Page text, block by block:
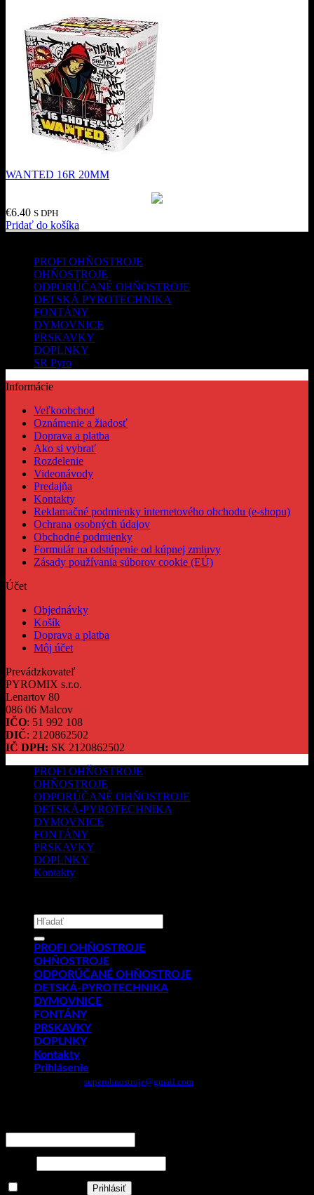
WANTED 16R 20MM
€6.40 S DPH
Pridať do košíka
PROFI OHŇOSTROJE
OHŇOSTROJE
ODPORÚČANÉ OHŇOSTROJE
DETSKÁ PYROTECHNIKA
FONTÁNY
DYMOVNICE
PRSKAVKY
DOPLNKY
SR Pyro
Informácie
Veľkoobchod
Oznámenie a žiadosť
Doprava a platba
Ako si vybrať
Rozdelenie
Videonávody
Predajňa
Kontakty
Reklamačné podmienky internetového obchodu (e-shopu)
Ochrana osobných údajov
Obchodné podmienky
Formulár na odstúpenie od kúpnej zmluvy
Zásady používania súborov cookie (EÚ)
Účet
Objednávky
Košík
Doprava a platba
Môj účet
Prevádzkovateľ
PYROMIX s.r.o.
Lenartov 80
086 06 Malcov
IČO: 51 992 108
DIČ: 2120862502
IČ DPH: SK 2120862502
PROFI OHŇOSTROJE
OHŇOSTROJE
ODPORÚČANÉ OHŇOSTROJE
DETSKÁ-PYROTECHNIKA
DYMOVNICE
FONTÁNY
PRSKAVKY
DOPLNKY
Kontakty
Hľadať:
PROFI OHŇOSTROJE
OHŇOSTROJE
ODPORÚČANÉ OHŇOSTROJE
DETSKÁ-PYROTECHNIKA
DYMOVNICE
FONTÁNY
PRSKAVKY
DOPLNKY
Kontakty
Prihlásenie
superohnostroje@gmail.com
Prihlásiť